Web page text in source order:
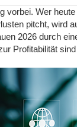
monatlichen
tabellarisch und
Jahresanfang)
geplanten Erlöse
von
vorbei. Wer
pitcht, wird
2026 durch
Profitabilität